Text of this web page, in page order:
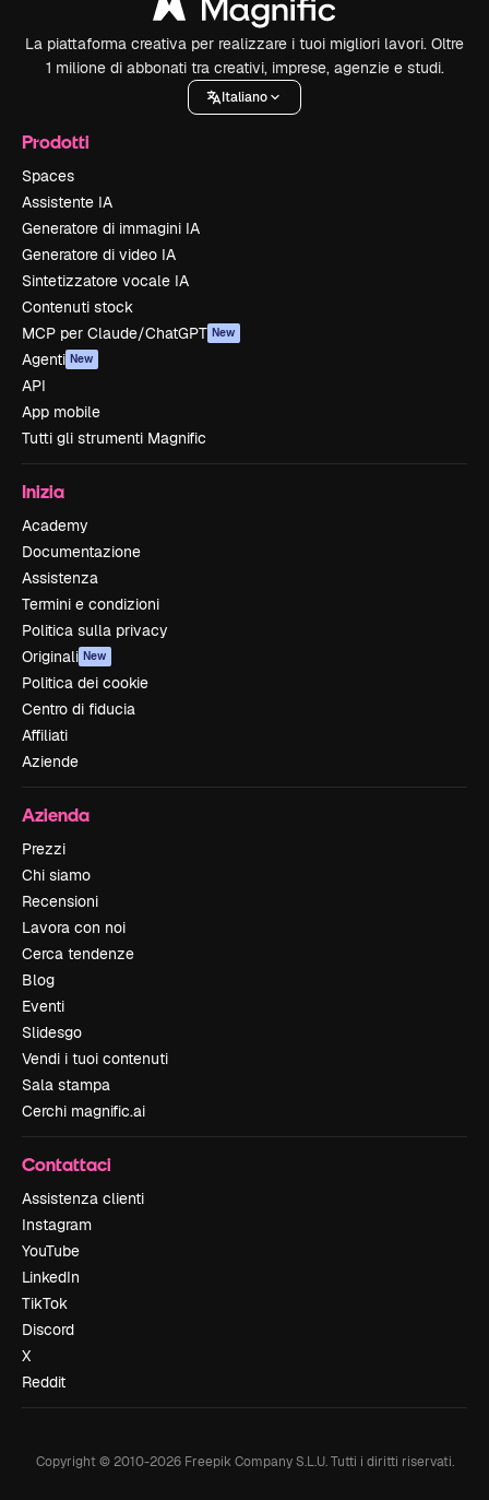
La piattaforma creativa per realizzare i tuoi migliori lavori. Oltre
1 milione di abbonati tra creativi, imprese, agenzie e studi.
Italiano
Prodotti
Spaces
Assistente IA
Generatore di immagini IA
Generatore di video IA
Sintetizzatore vocale IA
Contenuti stock
MCP per Claude/ChatGPT New
Agenti New
API
App mobile
Tutti gli strumenti Magnific
Inizia
Academy
Documentazione
Assistenza
Termini e condizioni
Politica sulla privacy
Originali New
Politica dei cookie
Centro di fiducia
Affiliati
Aziende
Azienda
Prezzi
Chi siamo
Recensioni
Lavora con noi
Cerca tendenze
Blog
Eventi
Slidesgo
Vendi i tuoi contenuti
Sala stampa
Cerchi magnific.ai
Contattaci
Assistenza clienti
Instagram
YouTube
LinkedIn
TikTok
Discord
X
Reddit
Copyright © 2010-2026Freepik Company S.L.U. Tutti i diritti riservati.